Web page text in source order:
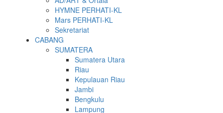
HYMNE PERHATI-KL
Mars PERHATI-KL
Sekretariat
CABANG
SUMATERA
Sumatera Utara
Riau
Kepulauan Riau
Jambi
Bengkulu
Lampung